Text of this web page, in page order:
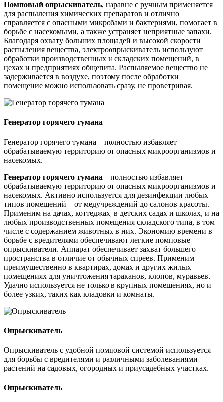
Помповый опрыскиватель, наравне с ручным применяется
для распыления химических препаратов и отлично
справляется с опасными микробами и бактериями, помогает в
борьбе с насекомыми, а также устраняет неприятные запахи.
Благодаря охвату больших площадей и высокой скорости
распыления вещества, электроопрыскиватель используют
обработки производственных и складских помещений, в
цехах и предприятиях общепита. Распыляемое вещество не
задерживается в воздухе, поэтому после обработки
помещение можно использовать сразу, не проветривая.
Генератор горячего тумана
Генератор горячего тумана – полностью избавляет
обрабатываемую территорию от опасных микроорганизмов и
насекомых.
Генератор горячего тумана – полностью избавляет
обрабатываемую территорию от опасных микроорганизмов и
насекомых. Активно используется для дезинфекции любых
типов помещений – от медучреждений до салонов красоты.
Применим на дачах, коттеджах, в детских садах и школах, и на
любых производственных помещения складского типа, в том
числе с содержанием животных в них. Экономию времени в
борьбе с вредителями обеспечивают легкие помповые
опрыскиватели. Аппарат обеспечивает захват большего
пространства в отличие от обычных спреев. Применим
преимущественно в квартирах, домах и других жилых
помещениях для уничтожения тараканов, клопов, муравьев.
Удачно используется не только в крупных помещениях, но и
более узких, таких как кладовки и комнаты.
Опрыскиватель
Опрыскиватель с удобной помповой системой используется
для борьбы с вредителями и различными заболеваниями
растений на садовых, огородных и приусадебных участках.
Опрыскиватель